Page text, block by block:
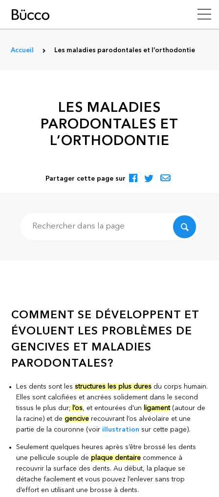
Accueil Les maladies parodontales et l’orthodontie
LES MALADIES
PARODONTALES ET
L’ORTHODONTIE
Partager cette page sur
COMMENT SE DÉVELOPPENT ET
ÉVOLUENT LES PROBLÈMES DE
GENCIVES ET MALADIES
PARODONTALES?
Les dents sont lesstructures les plus dures du corps humain.
Elles sont calcifiées et ancrées solidement dans le second
tissus le plus dur; l’os, et entourées d’un ligament(autour de
la racine) et de gencive recouvrant l’os alvéolaire et une
partie de la couronne (voir illustration sur cette page).
Seulement quelques heures après s’être brossé les dents
une pellicule souple deplaque dentaire commence à
recouvrir la surface des dents. Au début, la plaque se
détache facilement et vous pouvez l’enlever sans trop
d’effort en utilisant une brosse à dents.